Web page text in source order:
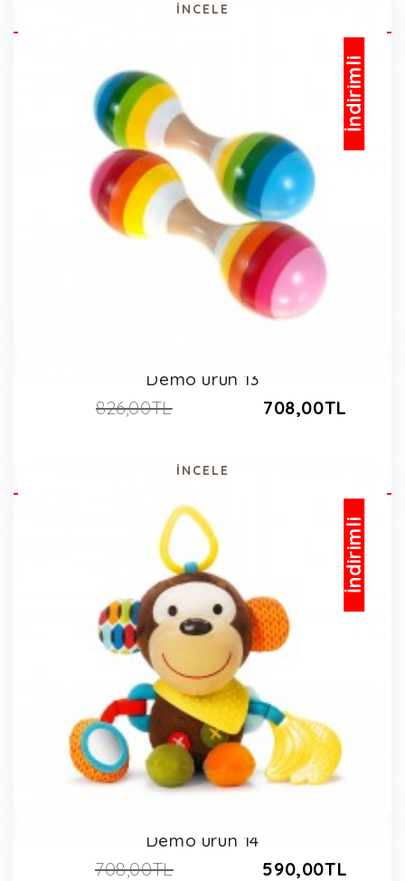
İNCELE
İndirimli
Demo ürün 13
826,00TL 708,00TL
İNCELE
İndirimli
Demo ürün 14
708,00TL 590,00TL